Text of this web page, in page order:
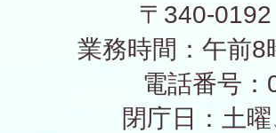
〒340-
業務時間：午前
電話番号
閉庁日：土